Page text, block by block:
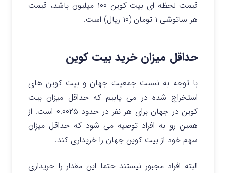
قیمت لحظه ای بیت کوین ۱۰۰ میلیون باشد، قیمت
هر ساتوشی ۱ تومان (۱۰ ریال) است.
حداقل میزان خرید بیت کوین
با توجه به نسبت جمعیت جهان و بیت کوین های
استخراج شده در می یابیم که حداقل میزان بیت
کوین در جهان برای هر نفر در حدود ۰.۰۰۲۵ است. از
همین رو به افراد توصیه می شود که حداقل میزان
سهم خود از بیت کوین جهان را خریداری کند.
البته افراد مجبور نیستند حتما این مقدار را خریداری